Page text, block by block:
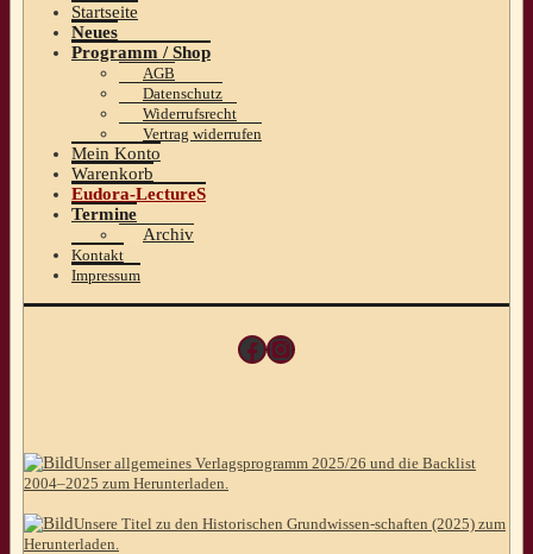
Startseite
Neues
Programm / Shop
AGB
Datenschutz
Widerrufsrecht
Vertrag widerrufen
Mein Konto
Warenkorb
Eudora-LectureS
Termine
Archiv
Kontakt
Impressum
Facebook
Instagram
Unser allgemeines Verlagsprogramm 2025/26 und die Backlist
2004–2025 zum Herunterladen.
Unsere Titel zu den Historischen Grundwissen-schaften (2025) zum
Herunterladen.